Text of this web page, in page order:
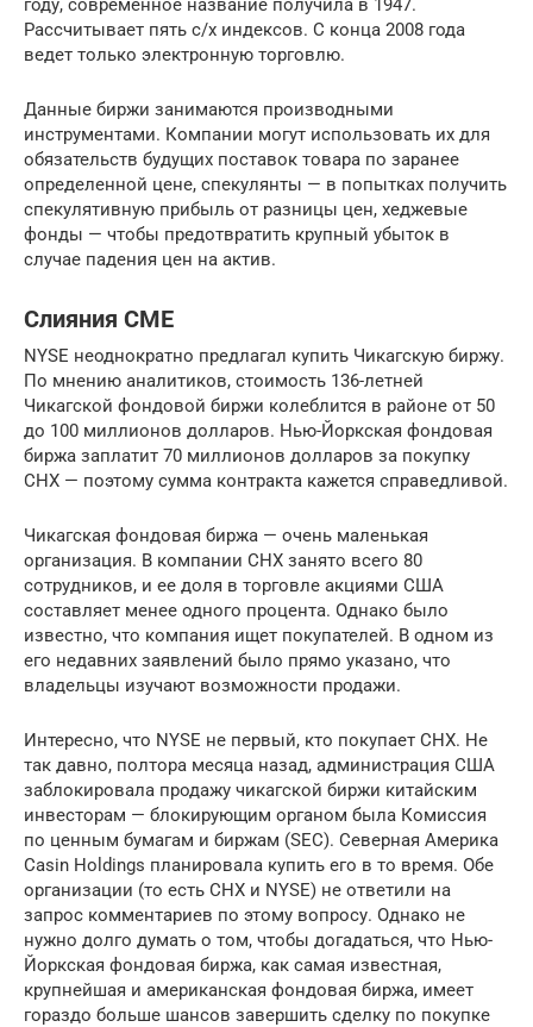
Рассчитывает пять с/х индексов. С конца 2008 года
ведет только электронную торговлю.
Данные биржи занимаются производными
инструментами. Компании могут использовать их для
обязательств будущих поставок товара по заранее
определенной цене, спекулянты — в попытках получить
спекулятивную прибыль от разницы цен, хеджевые
фонды — чтобы предотвратить крупный убыток в
случае падения цен на актив.
Слияния CME
NYSE неоднократно предлагал купить Чикагскую биржу.
По мнению аналитиков, стоимость 136-летней
Чикагской фондовой биржи колеблится в районе от 50
до 100 миллионов долларов. Нью-Йоркская фондовая
биржа заплатит 70 миллионов долларов за покупку
CHX — поэтому сумма контракта кажется справедливой.
Чикагская фондовая биржа — очень маленькая
организация. В компании CHX занято всего 80
сотрудников, и ее доля в торговле акциями США
составляет менее одного процента. Однако было
известно, что компания ищет покупателей. В одном из
его недавних заявлений было прямо указано, что
владельцы изучают возможности продажи.
Интересно, что NYSE не первый, кто покупает CHX. Не
так давно, полтора месяца назад, администрация США
заблокировала продажу чикагской биржи китайским
инвесторам — блокирующим органом была Комиссия
по ценным бумагам и биржам (SEC). Северная Америка
Casin Holdings планировала купить его в то время. Обе
организации (то есть CHX и NYSE) не ответили на
запрос комментариев по этому вопросу. Однако не
нужно долго думать о том, чтобы догадаться, что Нью-
Йоркская фондовая биржа, как самая известная,
крупнейшая и американская фондовая биржа, имеет
гораздо больше шансов завершить сделку по покупке